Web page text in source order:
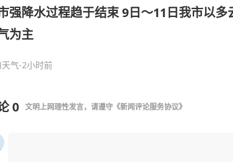
强降水过程趋于结束 9日～11日我市以多
为主
天气-2小时前
0 文明上网理性发言，请遵守 《新闻评论服务协议》